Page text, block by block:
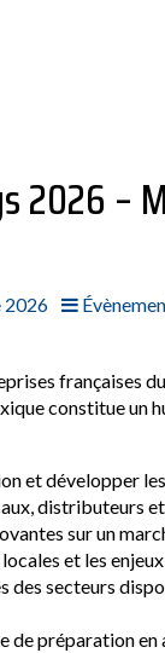
2026 –
2026
françaises
constitue un
et développer
distributeurs
sur un
et les enjeux
des secteurs
de préparation